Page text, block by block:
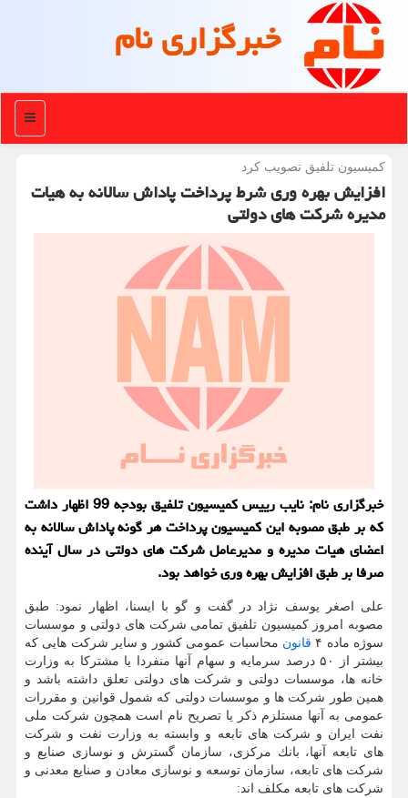
خبرگزاری نام
منو
كمیسیون تلفیق تصویب كرد
افزایش بهره وری شرط پرداخت پاداش سالانه به هیات
مدیره شركت های دولتی
خبرگزاری نام: نایب رییس كمیسیون تلفیق بودجه 99 اظهار داشت
كه بر طبق مصوبه این كمیسیون پرداخت هر گونه پاداش سالانه به
اعضای هیات مدیره و مدیرعامل شركت های دولتی در سال آینده
صرفا بر طبق افزایش بهره وری خواهد بود.
علی اصغر یوسف نژاد در گفت و گو با ایسنا، اظهار نمود: طبق
مصوبه امروز كمیسیون تلفیق تمامی شركت های دولتی و موسسات
سوژه ماده ۴
قانون محاسبات عمومی كشور و سایر شركت هایی كه
بیشتر از ۵۰ درصد سرمایه و سهام آنها منفردا یا مشتركا به وزارت
خانه ها، موسسات دولتی و شركت های دولتی تعلق داشته باشد و
همین طور شركت ها و موسسات دولتی كه شمول قوانین و مقررات
عمومی به آنها مستلزم ذكر یا تصریح نام است همچون شركت ملی
نفت ایران و شركت های تابعه و وابسته به وزارت نفت و شركت
های تابعه آنها، بانك مركزی، سازمان گسترش و نوسازی صنایع و
شركت های تابعه، سازمان توسعه و نوسازی معادن و صنایع معدنی و
شركت های تابعه مكلف اند: